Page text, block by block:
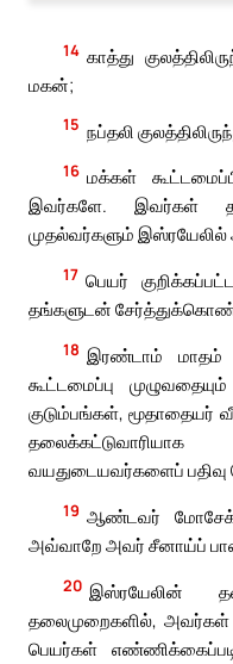
14 காத்து
மகன்;
15 நப்தலி
16 மக்கள்
இவர்களே. இவர்கள்
முதல்வர்களும்
17 பெயர்
தங்களுடன்
18 இரண்டாம்
கூட்டமைப்பு
குடும்பங்கள், மூதாதையர்
வயதுடையவர்களைப்
19 ஆண்டவர்
அவ்வாறே அவர் சீனாய்ப்
20 இஸ்ரயேலின்
தலைமுறைகளில், அவர்கள்
பெயர்கள்